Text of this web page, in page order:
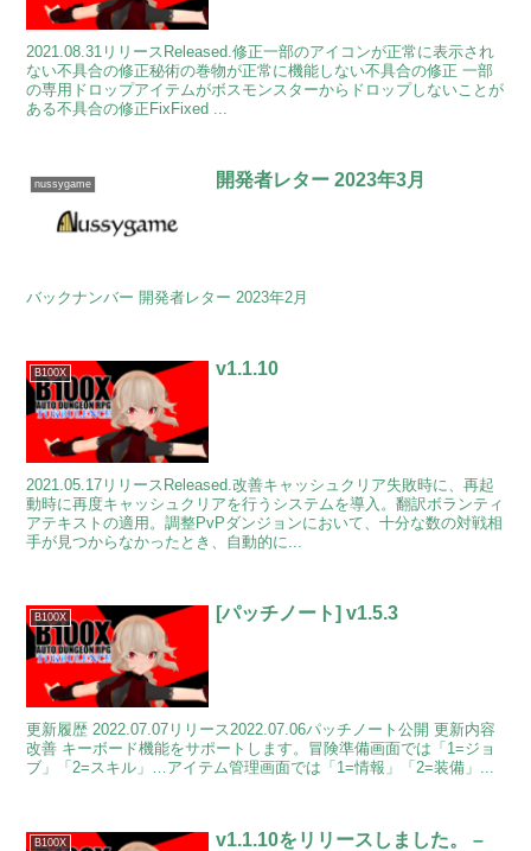
2021.08.31リリースReleased.修正一部のアイコンが正常に表示され
ない不具合の修正秘術の巻物が正常に機能しない不具合の修正 一部
の専用ドロップアイテムがボスモンスターからドロップしないことが
ある不具合の修正FixFixed ...
nussygame 開発者レター 2023年3月
バックナンバー 開発者レター 2023年2月
B100X v1.1.10
2021.05.17リリースReleased.改善キャッシュクリア失敗時に、再起
動時に再度キャッシュクリアを行うシステムを導入。翻訳ボランティ
アテキストの適用。調整PvPダンジョンにおいて、十分な数の対戦相
手が見つからなかったとき、自動的に...
B100X [パッチノート] v1.5.3
更新履歴 2022.07.07リリース2022.07.06パッチノート公開 更新内容
改善 キーボード機能をサポートします。冒険準備画面では「1=ジョ
ブ」「2=スキル」…アイテム管理画面では「1=情報」「2=装備」...
B100X
v1.1.10をリリースしました。 –